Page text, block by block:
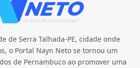
de Serra Talhada-PE, cidade onde
o Portal Nayn Neto se tornou um
de Pernambuco ao promover uma